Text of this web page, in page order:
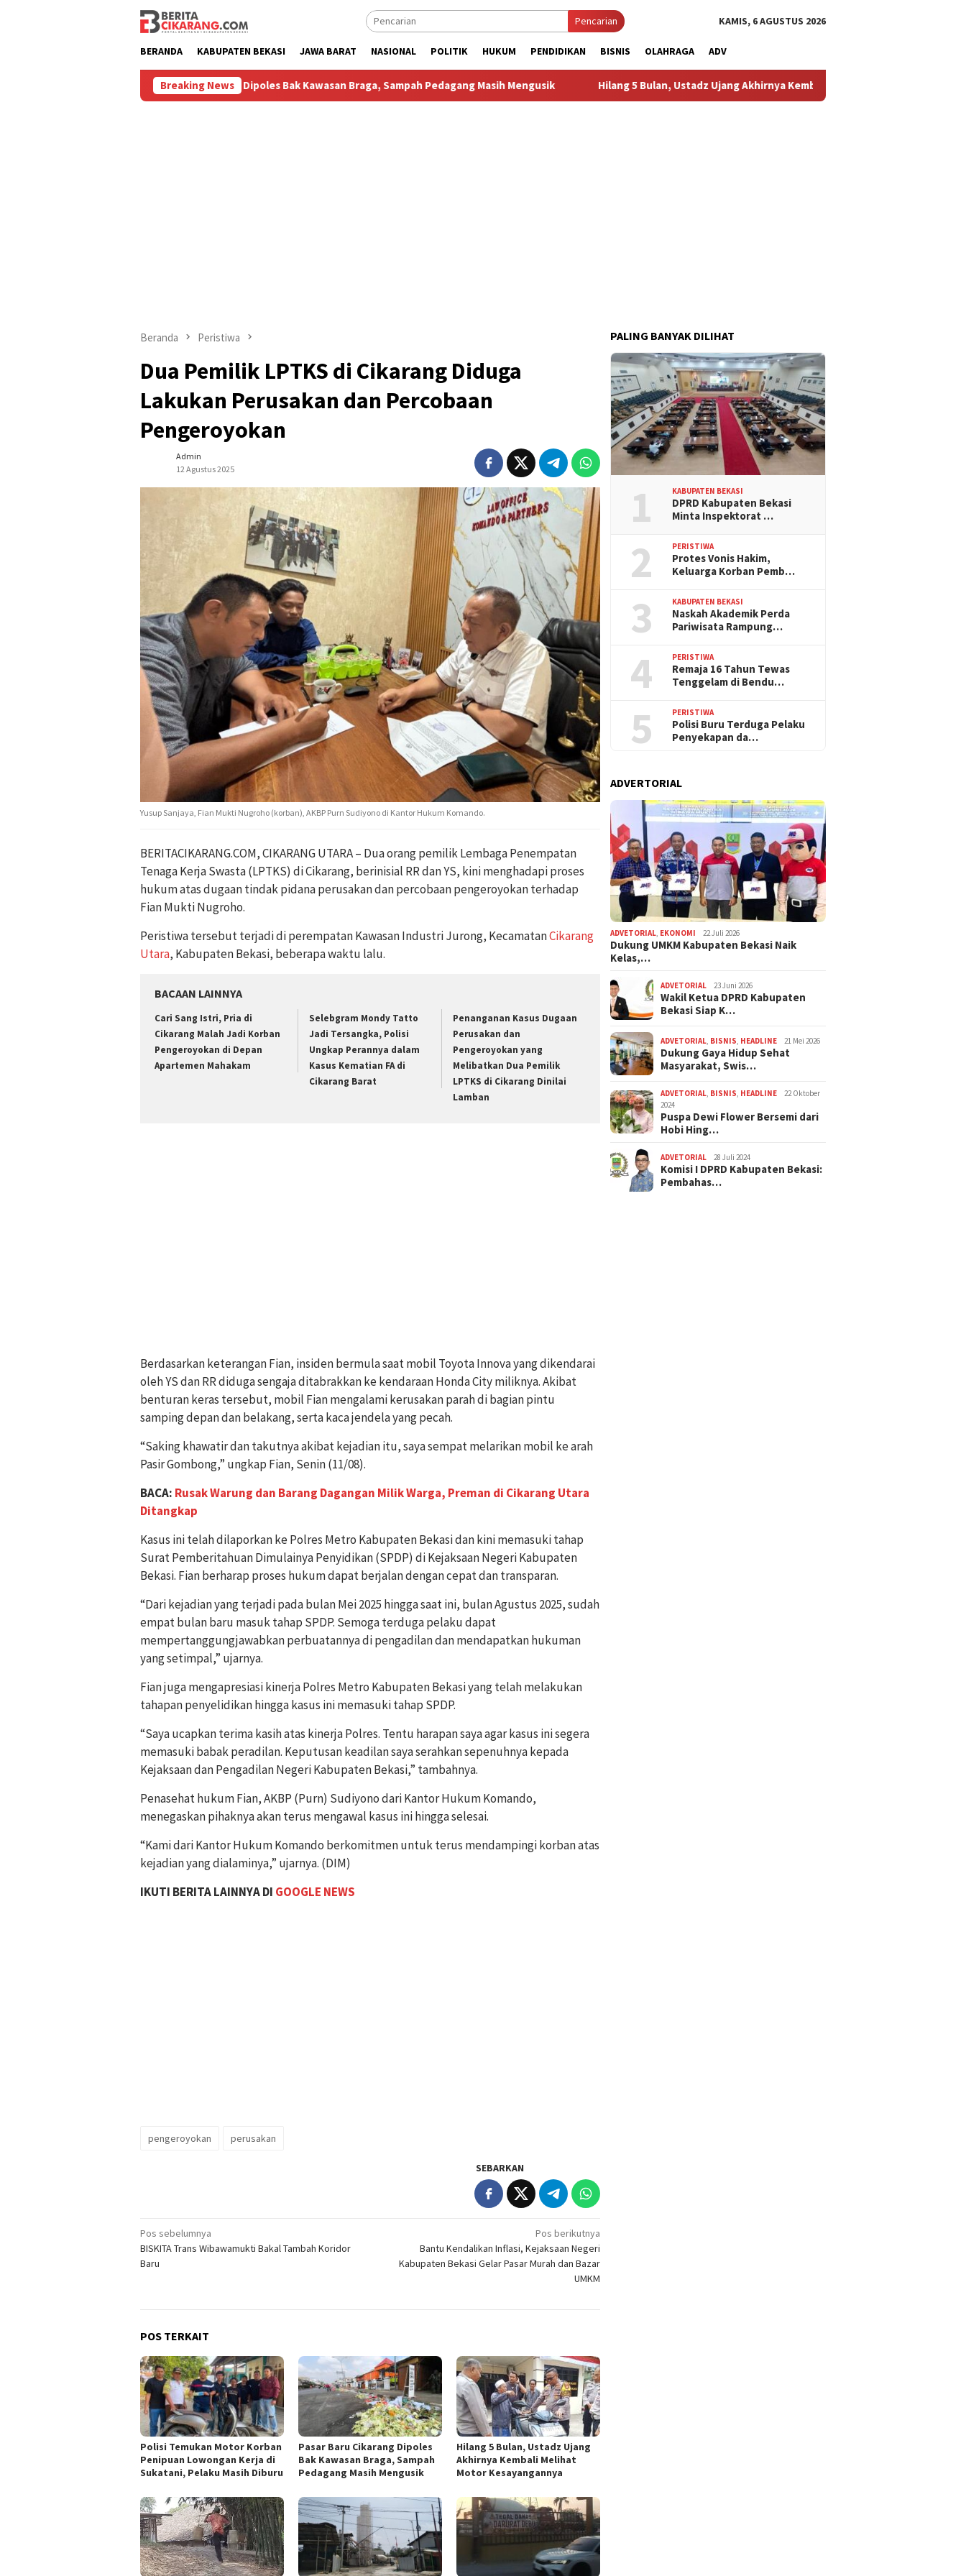
Pencarian KAMIS, 6 AGUSTUS 2026
BERANDA KABUPATEN BEKASI JAWA BARAT NASIONAL POLITIK HUKUM PENDIDIKAN BISNIS OLAHRAGA ADV
Breaking News
Pasar Baru Cikarang Dipoles Bak Kawasan Braga, Sampah Pedagang Masih Mengusik Hilang 5 Bulan, Ustadz Ujang Akhirnya Kembali Melihat Motor Kesayangannya
Beranda Peristiwa
Dua Pemilik LPTKS di Cikarang Diduga
Lakukan Perusakan dan Percobaan
Pengeroyokan
Admin
12 Agustus 2025
Yusup Sanjaya, Fian Mukti Nugroho (korban), AKBP Purn Sudiyono di Kantor Hukum Komando.
BERITACIKARANG.COM, CIKARANG UTARA – Dua orang pemilik Lembaga Penempatan
Tenaga Kerja Swasta (LPTKS) di Cikarang, berinisial RR dan YS, kini menghadapi proses
hukum atas dugaan tindak pidana perusakan dan percobaan pengeroyokan terhadap
Fian Mukti Nugroho.
Peristiwa tersebut terjadi di perempatan Kawasan Industri Jurong, KecamatanCikarang
Utara, Kabupaten Bekasi, beberapa waktu lalu.
BACAAN LAINNYA
Cari Sang Istri, Pria di
Cikarang Malah Jadi Korban
Pengeroyokan di Depan
Apartemen Mahakam
Selebgram Mondy Tatto
Jadi Tersangka, Polisi
Ungkap Perannya dalam
Kasus Kematian FA di
Cikarang Barat
Penanganan Kasus Dugaan
Perusakan dan
Pengeroyokan yang
Melibatkan Dua Pemilik
LPTKS di Cikarang Dinilai
Lamban
Berdasarkan keterangan Fian, insiden bermula saat mobil Toyota Innova yang dikendarai
oleh YS dan RR diduga sengaja ditabrakkan ke kendaraan Honda City miliknya. Akibat
benturan keras tersebut, mobil Fian mengalami kerusakan parah di bagian pintu
samping depan dan belakang, serta kaca jendela yang pecah.
“Saking khawatir dan takutnya akibat kejadian itu, saya sempat melarikan mobil ke arah
Pasir Gombong,” ungkap Fian, Senin (11/08).
BACA: Rusak Warung dan Barang Dagangan Milik Warga, Preman di Cikarang Utara
Ditangkap
Kasus ini telah dilaporkan ke Polres Metro Kabupaten Bekasi dan kini memasuki tahap
Surat Pemberitahuan Dimulainya Penyidikan (SPDP) di Kejaksaan Negeri Kabupaten
Bekasi. Fian berharap proses hukum dapat berjalan dengan cepat dan transparan.
“Dari kejadian yang terjadi pada bulan Mei 2025 hingga saat ini, bulan Agustus 2025, sudah
empat bulan baru masuk tahap SPDP. Semoga terduga pelaku dapat
mempertanggungjawabkan perbuatannya di pengadilan dan mendapatkan hukuman
yang setimpal,” ujarnya.
Fian juga mengapresiasi kinerja Polres Metro Kabupaten Bekasi yang telah melakukan
tahapan penyelidikan hingga kasus ini memasuki tahap SPDP.
“Saya ucapkan terima kasih atas kinerja Polres. Tentu harapan saya agar kasus ini segera
memasuki babak peradilan. Keputusan keadilan saya serahkan sepenuhnya kepada
Kejaksaan dan Pengadilan Negeri Kabupaten Bekasi,” tambahnya.
Penasehat hukum Fian, AKBP (Purn) Sudiyono dari Kantor Hukum Komando,
menegaskan pihaknya akan terus mengawal kasus ini hingga selesai.
“Kami dari Kantor Hukum Komando berkomitmen untuk terus mendampingi korban atas
kejadian yang dialaminya,” ujarnya. (DIM)
IKUTI BERITA LAINNYA DI GOOGLE NEWS
pengeroyokan perusakan
SEBARKAN
Navigasi
pos
Pos sebelumnya
BISKITA Trans Wibawamukti Bakal Tambah Koridor
Baru
Pos berikutnya
Bantu Kendalikan Inflasi, Kejaksaan Negeri
Kabupaten Bekasi Gelar Pasar Murah dan Bazar
UMKM
POS TERKAIT
Polisi Temukan Motor Korban
Penipuan Lowongan Kerja di
Sukatani, Pelaku Masih Diburu
Pasar Baru Cikarang Dipoles
Bak Kawasan Braga, Sampah
Pedagang Masih Mengusik
Hilang 5 Bulan, Ustadz Ujang
Akhirnya Kembali Melihat
Motor Kesayangannya
PALING BANYAK DILIHAT
1 KABUPATEN BEKASI
DPRD Kabupaten Bekasi
Minta Inspektorat …
2 PERISTIWA
Protes Vonis Hakim,
Keluarga Korban Pemb…
3 KABUPATEN BEKASI
Naskah Akademik Perda
Pariwisata Rampung…
4 PERISTIWA
Remaja 16 Tahun Tewas
Tenggelam di Bendu…
5 PERISTIWA
Polisi Buru Terduga Pelaku
Penyekapan da…
ADVERTORIAL
ADVETORIAL EKONOMI 22 Juli 2026
Dukung UMKM Kabupaten Bekasi Naik
Kelas,…
ADVETORIAL 23 Juni 2026
Wakil Ketua DPRD Kabupaten
Bekasi Siap K…
ADVETORIAL BISNIS HEADLINE 21 Mei 2026
Dukung Gaya Hidup Sehat
Masyarakat, Swis…
ADVETORIAL BISNIS HEADLINE
22 Oktober
2024
Puspa Dewi Flower Bersemi dari
Hobi Hing…
ADVETORIAL 28 Juli 2024
Komisi I DPRD Kabupaten Bekasi:
Pembahas…